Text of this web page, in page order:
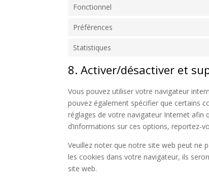
Fonctionnel
Préférences
Statistiques
8. Activer/désactiver et
Vous pouvez utiliser votre navigateur
pouvez également spécifier que certains
réglages de votre navigateur Internet afin
d’informations sur ces options, reportez-
Veuillez noter que notre site web peut ne
les cookies dans votre navigateur, ils
site web.